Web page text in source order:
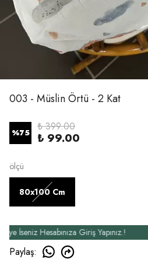
003 - Müslin Örtü - 2 Kat
%75 ₺ 399.00
₺ 99.00
ölçü
80x100 Cm
Hesabınıza Giriş Yapınız.!
Paylaş: